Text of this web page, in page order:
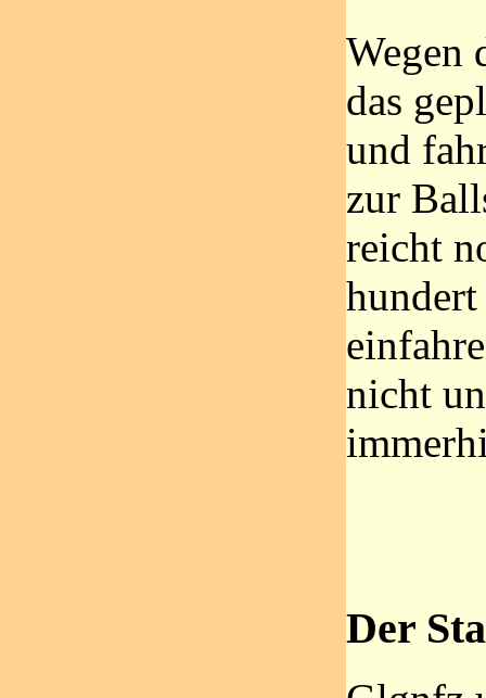
Wegen
das
und
zur
reicht
nicht
Der